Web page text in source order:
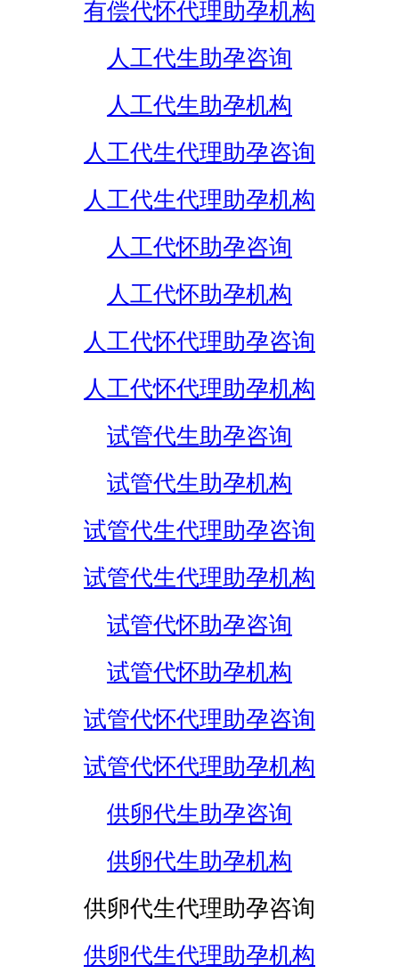
有偿代怀代理助孕机构
人工代生助孕咨询
人工代生助孕机构
人工代生代理助孕咨询
人工代生代理助孕机构
人工代怀助孕咨询
人工代怀助孕机构
人工代怀代理助孕咨询
人工代怀代理助孕机构
试管代生助孕咨询
试管代生助孕机构
试管代生代理助孕咨询
试管代生代理助孕机构
试管代怀助孕咨询
试管代怀助孕机构
试管代怀代理助孕咨询
试管代怀代理助孕机构
供卵代生助孕咨询
供卵代生助孕机构
供卵代生代理助孕咨询
供卵代生代理助孕机构